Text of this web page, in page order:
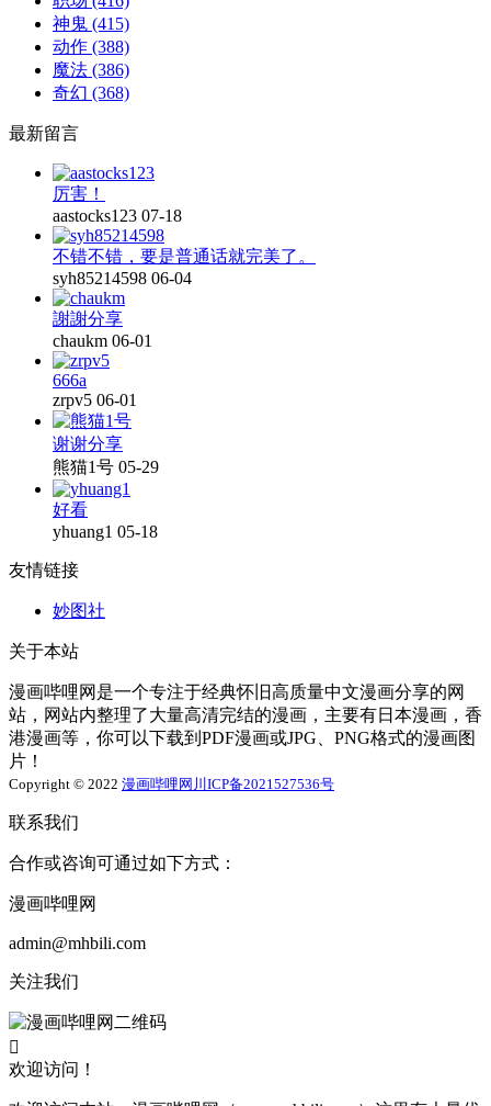
神鬼 (415)
动作 (388)
魔法 (386)
奇幻 (368)
最新留言
厉害！
aastocks123 07-18
不错不错，要是普通话就完美了。
syh85214598 06-04
謝謝分享
chaukm 06-01
666a
zrpv5 06-01
谢谢分享
熊猫1号 05-29
好看
yhuang1 05-18
友情链接
妙图社
关于本站
漫画哔哩网是一个专注于经典怀旧高质量中文漫画分享的网
站，网站内整理了大量高清完结的漫画，主要有日本漫画，香
港漫画等，你可以下载到PDF漫画或JPG、PNG格式的漫画图
片！
Copyright © 2022 漫画哔哩网 川ICP备2021527536号
联系我们
合作或咨询可通过如下方式：
漫画哔哩网
admin@mhbili.com
关注我们

欢迎访问！